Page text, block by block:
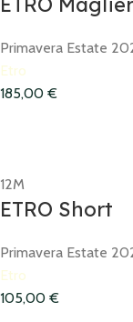
Primavera Estate
Etro
185,00 €
12M
ETRO Short
Primavera Estate
Etro
105,00 €